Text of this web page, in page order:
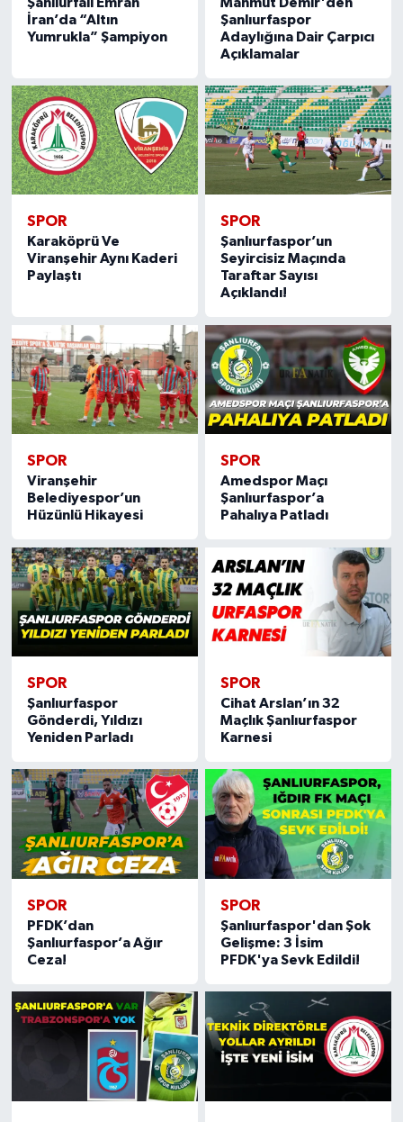
İran’da “Altın
Yumrukla” Şampiyon
Şanlıurfaspor
Adaylığına Dair Çarpıcı
Açıklamalar
SPOR
Karaköprü Ve
Viranşehir Aynı Kaderi
Paylaştı
SPOR
Şanlıurfaspor’un
Seyircisiz Maçında
Taraftar Sayısı
Açıklandı!
SPOR
Viranşehir
Belediyespor’un
Hüzünlü Hikayesi
SPOR
Amedspor Maçı
Şanlıurfaspor’a
Pahalıya Patladı
SPOR
Şanlıurfaspor
Gönderdi, Yıldızı
Yeniden Parladı
SPOR
Cihat Arslan’ın 32
Maçlık Şanlıurfaspor
Karnesi
SPOR
PFDK’dan
Şanlıurfaspor’a Ağır
Ceza!
SPOR
Şanlıurfaspor'dan Şok
Gelişme: 3 İsim
PFDK'ya Sevk Edildi!